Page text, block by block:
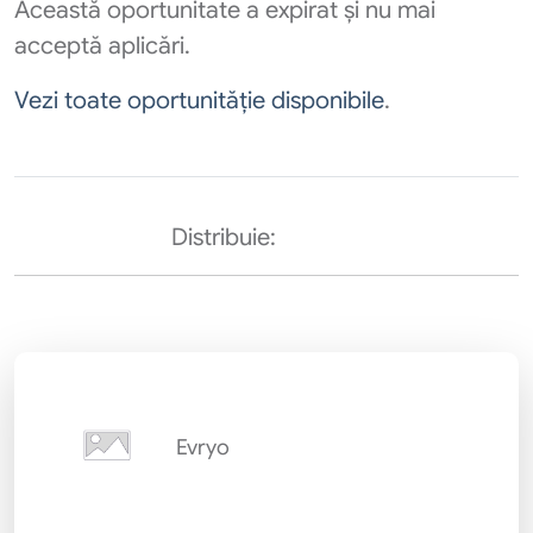
Această oportunitate a expirat și nu mai
acceptă aplicări.
Vezi toate oportunităție disponibile.
Distribuie:
Evryo